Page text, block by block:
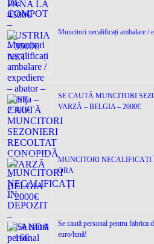
Muncitori necalificați ambalare /
SE CAUTĂ MUNCITORI
VARZĂ – BELGIA – 2000€
MUNCITORI NECALIFICAȚI
ORA
Se caută personal pentru fabrica
euro/lună!